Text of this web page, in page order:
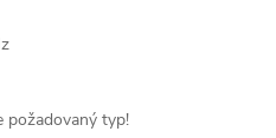
požadovaný typ!